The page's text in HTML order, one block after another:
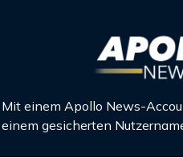
Mit einem Apollo News-
einem gesicherten